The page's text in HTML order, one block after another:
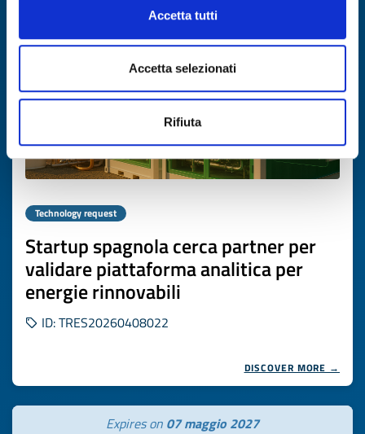
Accetta tutti
Accetta selezionati
Rifiuta
Technology request
Startup spagnola cerca partner per
validare piattaforma analitica per
energie rinnovabili
ID: TRES20260408022
DISCOVER MORE →
Expires on 07 maggio 2027